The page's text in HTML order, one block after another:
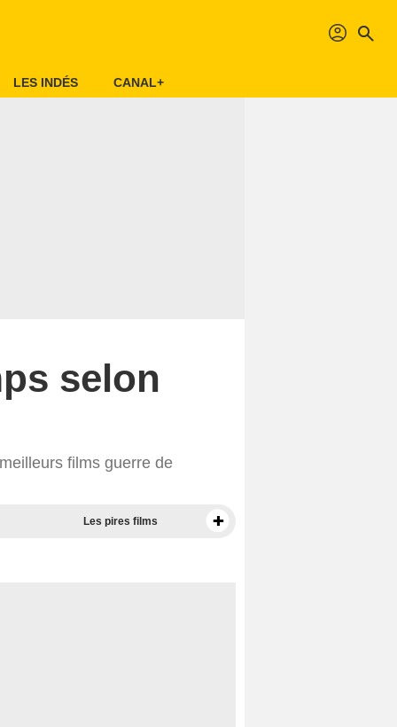
profil search
LES INDÉS CANAL+
selon
films guerre de
Les pires films